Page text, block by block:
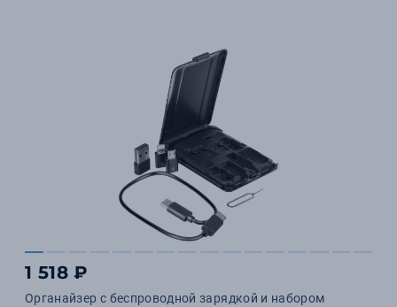
1 518 ₽
Органайзер с беспроводной зарядкой и набором